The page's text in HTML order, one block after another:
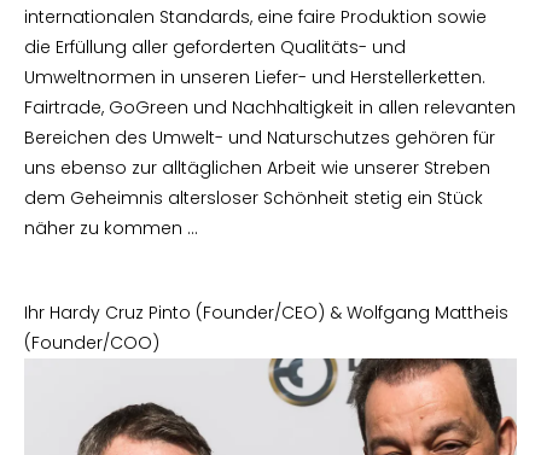
internationalen Standards, eine faire Produktion sowie
die Erfüllung aller geforderten Qualitäts- und
Umweltnormen in unseren Liefer- und Herstellerketten.
Fairtrade, GoGreen und Nachhaltigkeit in allen relevanten
Bereichen des Umwelt- und Naturschutzes gehören für
uns ebenso zur alltäglichen Arbeit wie unserer Streben
dem Geheimnis altersloser Schönheit stetig ein Stück
näher zu kommen …
Ihr Hardy Cruz Pinto (Founder/CEO) & Wolfgang Mattheis
(Founder/COO)